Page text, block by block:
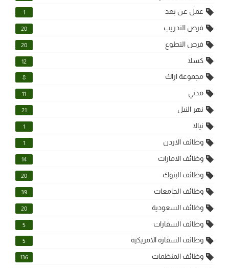
عمل عن بعد 1
فرص التدريب 20
فرص التطوع 20
كسلا 12
مجموعة اراك 8
مدني 11
نهر النيل 21
نيالا 1
وظائف الاردن 1
وظائف الامارات 14
وظائف البنوك 20
وظائف الجامعات 39
وظائف السعودية 20
وظائف السفارات 5
وظائف السفارة الامريكية 5
وظائف المنظمات 136